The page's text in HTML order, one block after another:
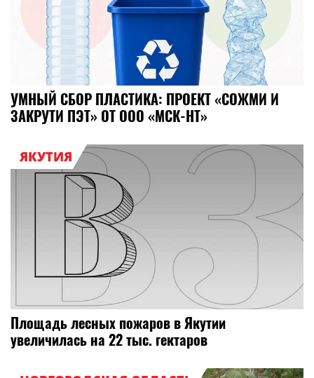
УМНЫЙ СБОР ПЛАСТИКА: ПРОЕКТ «СОЖМИ И
ЗАКРУТИ ПЭТ» ОТ ООО «МСК-НТ»
ЯКУТИЯ
Площадь лесных пожаров в Якутии
увеличилась на 22 тыс. гектаров